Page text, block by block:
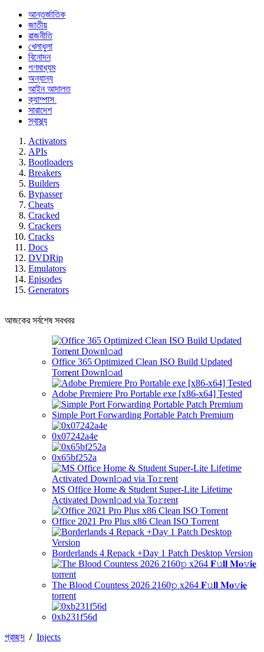
আন্তর্জাতিক
জাতীয়
রাজনীতি
খেলাধুলা
বিনোদন
গণমাধ্যম
অন্যান্য
আইন আদালত
ক্যাম্পাস
সারাদেশ
স্বাস্থ্য
Activators
APIs
Bootloaders
Breakers
Builders
Bypasser
Cheats
Cracked
Crackers
Cracks
Docs
DVDRip
Emulators
Episodes
Generators
আজকের সর্বশেষ সবখবর
Office 365 Optimized Clean ISO Build Updated
Torr𝐞nt Downl𝚘аd
Adobe Premiere Pro Portable exe [x86-x64] Tested
Simple Port Forwarding Portable Patch Premium
0x07242a4e
0x65bf252a
MS Office Home & Student Super-Lite Lifetime
Activated Downl𝚘ad via To𝚛rent
Office 2021 Pro Plus x86 Clean ISO Tоrrеnt
Borderlands 4 Repack +Day 1 Patch Desktop Version
The Blood Countess 2026 2160𝚙 x264 𝐅𝚞𝐥𝐥 𝐌𝐨𝚟𝐢𝐞
torrent
0xb231f56d
প্রচ্ছদ / Injects